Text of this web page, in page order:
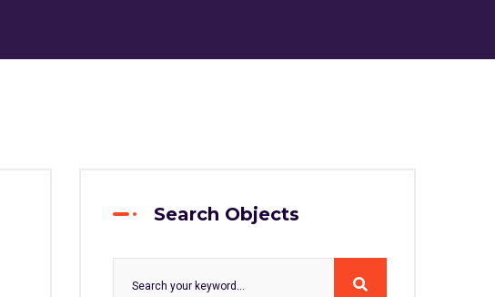
Search Objects